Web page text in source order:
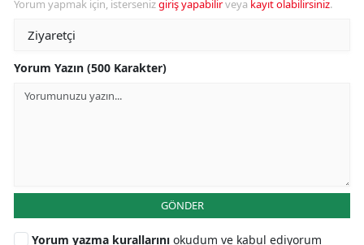
Yorum yapmak için, istersenizgiriş yapabilirveya kayıt olabilirsiniz.
Yorum Yazın (500 Karakter)
GÖNDER
Yorum yazma kurallarını okudum ve kabul ediyorum